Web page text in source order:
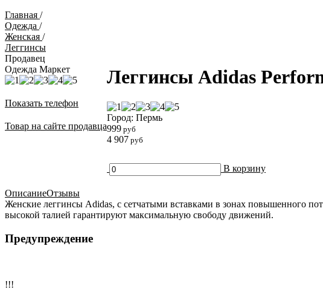
Главная /
Одежда /
Женская /
Леггинсы
Продавец
Одежда Маркет
Показать телефон
Товар на сайте продавца
Леггинсы Adidas
Город: Пермь
999 руб
4 907 руб
В корзину
ОписаниеОтзывы
Женские леггинсы Adidas, с сетчатыми вставками в зонах повышенного
высокой талией гарантируют максимальную свободу движений.
Предупреждение
!!!